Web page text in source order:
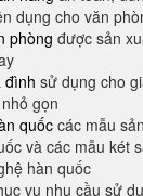
dụng cho văn
phòng được sản
đình sử dụng cho
gọn
quốc các mẫu
và các mẫu két
hàn quốc
vụ nhu cầu sử